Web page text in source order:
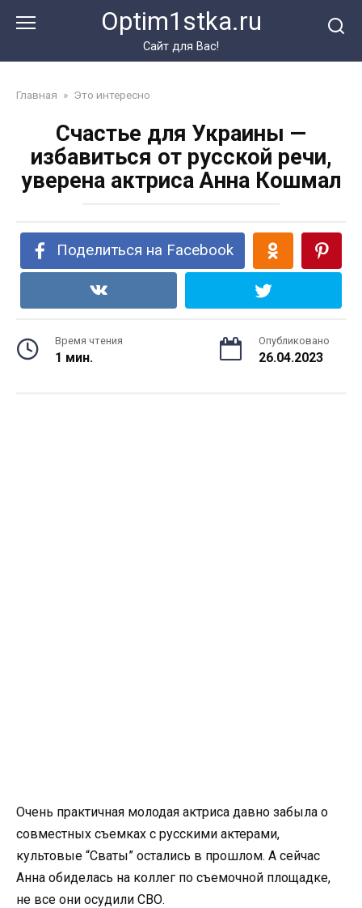
Optim1stka.ru
Сайт для Вас!
Главная » Это интересно
Счастье для Украины —
избавиться от русской речи,
уверена актриса Анна Кошмал
Поделиться на Facebook
Время чтения
1 мин.
Опубликовано
26.04.2023
Очень практичная молодая актриса давно забыла о
совместных съемках с русскими актерами,
культовые “Сваты” остались в прошлом. А сейчас
Анна обиделась на коллег по съемочной площадке,
не все они осудили СВО.